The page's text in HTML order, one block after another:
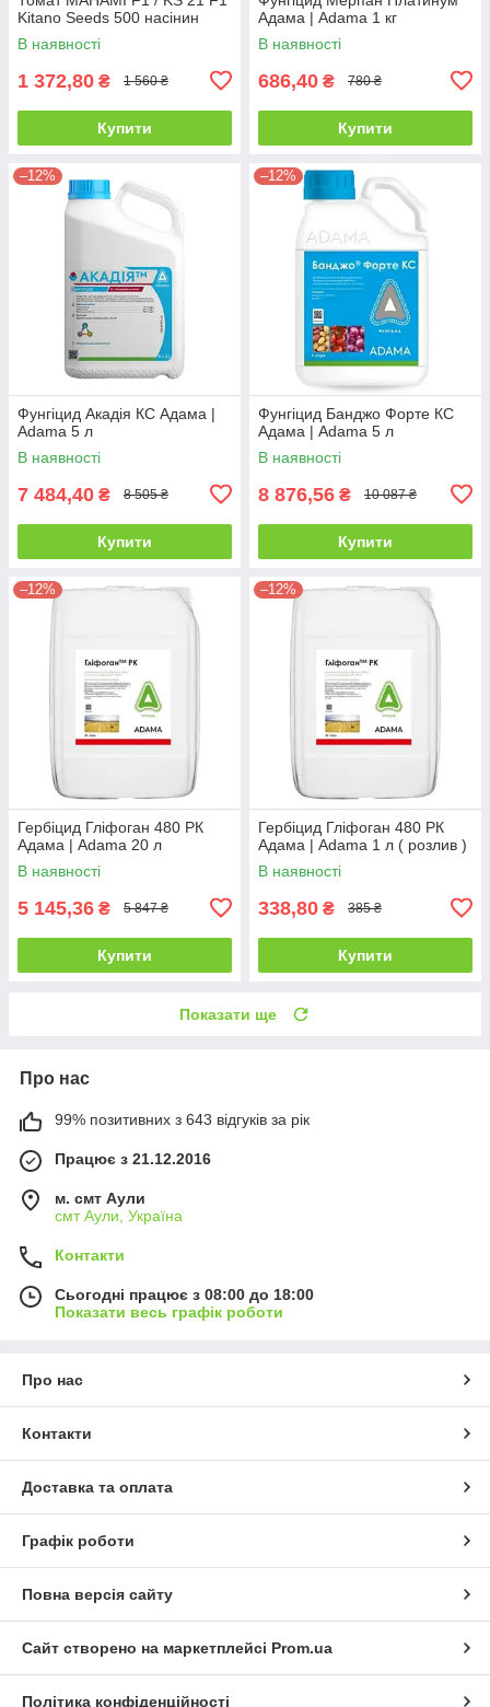
Kitano Seeds 500 насінин
В наявності
1 372,80 ₴ 1 560 ₴
Купити
Адама | Adama 1 кг
В наявності
686,40 ₴ 780 ₴
Купити
–12%
Фунгіцид Акадія КС Адама |
Adama 5 л
В наявності
7 484,40 ₴ 8 505 ₴
Купити
–12%
Фунгіцид Банджо Форте КС
Адама | Adama 5 л
В наявності
8 876,56 ₴ 10 087 ₴
Купити
–12%
Гербіцид Гліфоган 480 РК
Адама | Adama 20 л
В наявності
5 145,36 ₴ 5 847 ₴
Купити
–12%
Гербіцид Гліфоган 480 РК
Адама | Adama 1 л ( розлив )
В наявності
338,80 ₴ 385 ₴
Купити
Показати ще
Про нас
99% позитивних з 643 відгуків за рік
Працює з 21.12.2016
м. смт Аули
смт Аули, Україна
Контакти
Сьогодні працює з 08:00 до 18:00
Показати весь графік роботи
Про нас
Контакти
Доставка та оплата
Графік роботи
Повна версія сайту
Сайт створено на маркетплейсі Prom.ua
Політика конфіденційності